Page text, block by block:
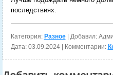
последствиях.
Категория: Разное| Добавил:
Дата: 03.09.2024| Комментарии: